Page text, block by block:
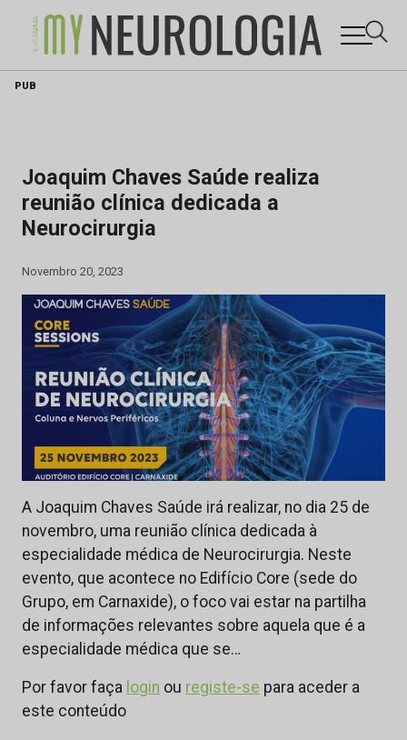
Skip
PUB
Joaquim Chaves Saúde realiza
reunião clínica dedicada a
Neurocirurgia
Novembro 20, 2023
A Joaquim Chaves Saúde irá realizar, no dia 25 de
novembro, uma reunião clínica dedicada à
especialidade médica de Neurocirurgia. Neste
evento, que acontece no Edifício Core (sede do
Grupo, em Carnaxide), o foco vai estar na partilha
de informações relevantes sobre aquela que é a
especialidade médica que se…
Por favor faça login ou registe-se para aceder a
este conteúdo